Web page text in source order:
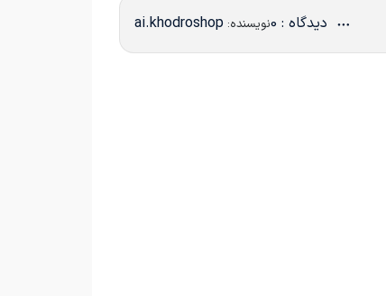
دیدگاه : 0 نویسنده: ai.khodroshop